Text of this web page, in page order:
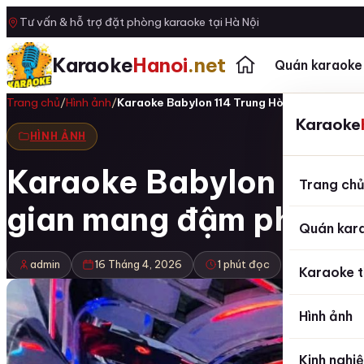
Tư vấn & hỗ trợ đặt phòng karaoke tại Hà Nội
KaraokeHanoi.net Quán karaoke
Karaoke
Trang chủ
Quán
Karaoke
Hình ảnh
Kinh
Trang chủ/Hình ảnh/Karaoke Babylon 114 Trung Hòa Cầu Giấy Hà
HÌNH ẢNH
Karaoke Babylon 114
gian mang đậm
admin 16 Tháng 4, 2026 1 phút đọc